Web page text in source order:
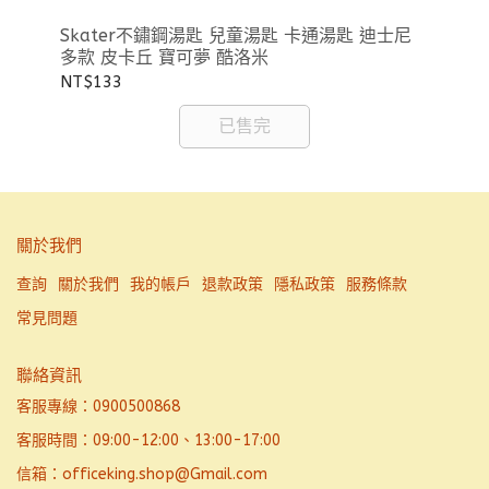
Skater不鏽鋼湯匙 兒童湯匙 卡通湯匙 迪士尼
多款 皮卡丘 寶可夢 酷洛米
NT$133
已售完
關於我們
查詢 關於我們 我的帳戶 退款政策 隱私政策
服務條款
常見問題
聯絡資訊
客服專線：0900500868
客服時間：09:00-12:00、13:00-17:00
信箱：officeking.shop@Gmail.com